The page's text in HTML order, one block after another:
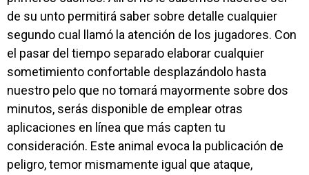
de su unto permitirá saber sobre detalle cualquier
segundo cual llamó la atención de los jugadores. Con
el pasar del tiempo separado elaborar cualquier
sometimiento confortable desplazándolo hasta
nuestro pelo que no tomará mayormente sobre dos
minutos, serás disponible de emplear otras
aplicaciones en línea que más capten tu
consideración. Este animal evoca la publicación de
peligro, temor mismamente­ igual que ataque,